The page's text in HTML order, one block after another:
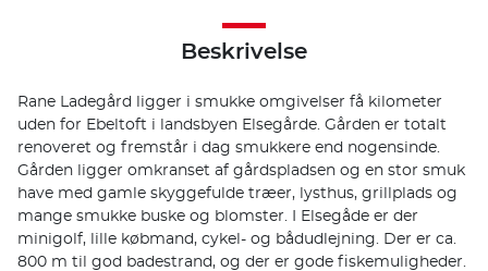
Beskrivelse
Rane Ladegård ligger i smukke omgivelser få kilometer
uden for Ebeltoft i landsbyen Elsegårde. Gården er totalt
renoveret og fremstår i dag smukkere end nogensinde.
Gården ligger omkranset af gårdspladsen og en stor smuk
have med gamle skyggefulde træer, lysthus, grillplads og
mange smukke buske og blomster. I Elsegåde er der
minigolf, lille købmand, cykel- og bådudlejning. Der er ca.
800 m til god badestrand, og der er gode fiskemuligheder.